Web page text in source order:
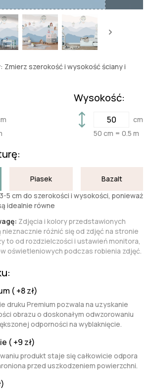
Zmierz szerokość i wysokość ściany i
Wysokość:
cm
50 cm = 0.5 m
Piasek
Bazalt
5 cm do szerokości i wysokości, ponieważ
idealnie równe
Zdjęcia i kolory przedstawionych
różnić się od zdjęć na stronie
to od rozdzielczości i ustawień monitora,
oświetleniowych podczas robienia zdjęć.
( +8zł)
druku Premium pozwala na uzyskanie
obrazu o doskonałym odwzorowaniu
odporności na wyblaknięcie.
( +9 zł)
produkt staje się całkowicie odpora
przed uszkodzeniem powierzchni.